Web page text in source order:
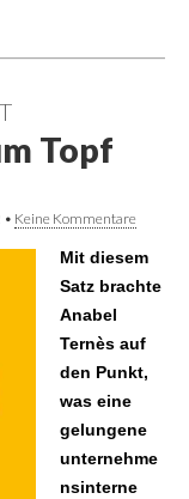
Topf
• Keine Kommentare
Mit diesem
Satz brachte
Anabel
Ternès auf
den Punkt,
was eine
gelungene
unternehme
nsinterne